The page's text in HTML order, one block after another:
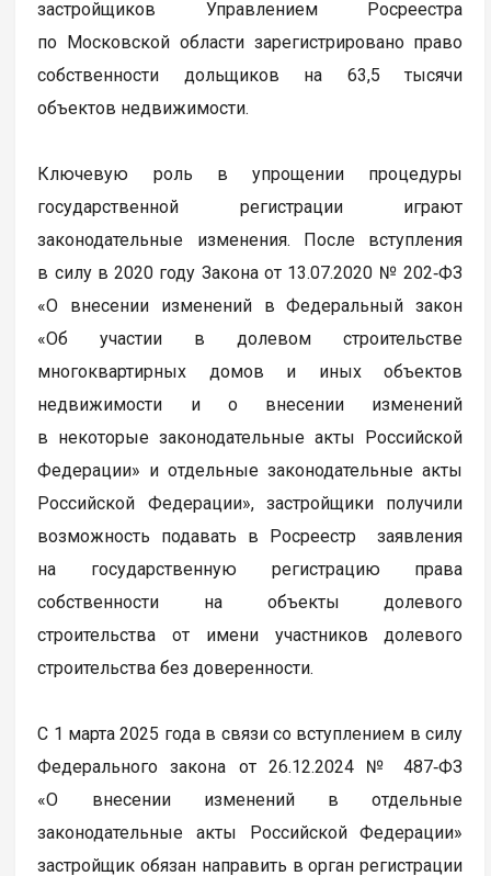
застройщиков Управлением Росреестра
по Московской области зарегистрировано право
собственности дольщиков на 63,5 тысячи
объектов недвижимости.
Ключевую роль в упрощении процедуры
государственной регистрации играют
законодательные изменения. После вступления
в силу в 2020 году Закона от 13.07.2020 № 202‑ФЗ
«О внесении изменений в Федеральный закон
«Об участии в долевом строительстве
многоквартирных домов и иных объектов
недвижимости и о внесении изменений
в некоторые законодательные акты Российской
Федерации» и отдельные законодательные акты
Российской Федерации», застройщики получили
возможность подавать в Росреестр заявления
на государственную регистрацию права
собственности на объекты долевого
строительства от имени участников долевого
строительства без доверенности.
С 1 марта 2025 года в связи со вступлением в силу
Федерального закона от 26.12.2024 № 487‑ФЗ
«О внесении изменений в отдельные
законодательные акты Российской Федерации»
застройщик обязан направить в орган регистрации